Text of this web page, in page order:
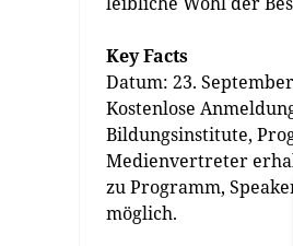
Key Facts
Datum: 23.
Kostenlose
Bildungsinstitute,
Medienvertreter
zu Programm,
möglich.